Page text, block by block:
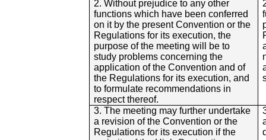
2. Without prejudice to any other
functions which have been conferred
on it by the present Convention or the
Regulations for its execution, the
purpose of the meeting will be to
study problems concerning the
application of the Convention and of
the Regulations for its execution, and
to formulate recommendations in
respect thereof.
3. The meeting may further undertake
a revision of the Convention or the
Regulations for its execution if the